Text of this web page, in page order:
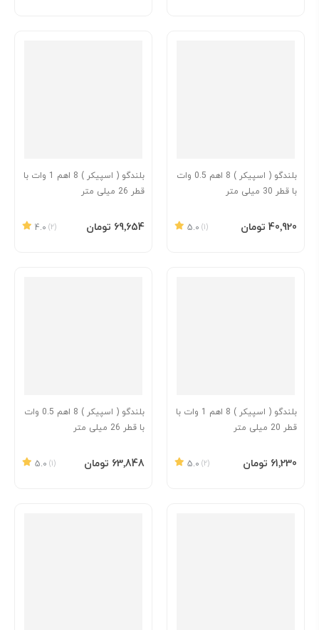
بلندگو ( اسپیکر ) 8 اهم 0.5 وات
با قطر 30 میلی متر
5.0 (1) ‎40٬920 تومان
افزودن به سبد
بلندگو ( اسپیکر ) 8 اهم 1 وات با
قطر 26 میلی متر
4.0 (2) ‎69٬654 تومان
افزودن به سبد
بلندگو ( اسپیکر ) 8 اهم 1 وات با
قطر 20 میلی متر
5.0 (2) ‎61٬230 تومان
افزودن به سبد
بلندگو ( اسپیکر ) 8 اهم 0.5 وات
با قطر 26 میلی متر
5.0 (1) ‎63٬848 تومان
افزودن به سبد